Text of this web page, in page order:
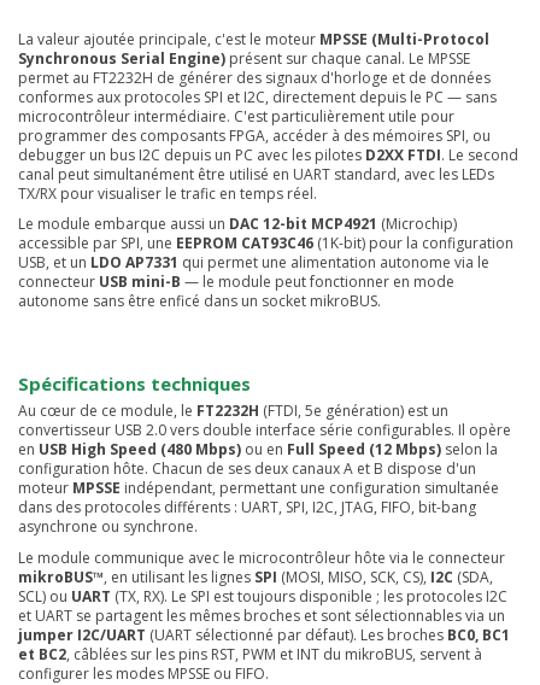
La valeur ajoutée principale, c'est le moteur MPSSE (Multi-Protocol
Synchronous Serial Engine) présent sur chaque canal. Le MPSSE
permet au FT2232H de générer des signaux d'horloge et de données
conformes aux protocoles SPI et I2C, directement depuis le PC — sans
microcontrôleur intermédiaire. C'est particulièrement utile pour
programmer des composants FPGA, accéder à des mémoires SPI, ou
debugger un bus I2C depuis un PC avec les pilotes D2XX FTDI. Le second
canal peut simultanément être utilisé en UART standard, avec les LEDs
TX/RX pour visualiser le trafic en temps réel.
Le module embarque aussi un DAC 12-bit MCP4921 (Microchip)
accessible par SPI, une EEPROM CAT93C46 (1K-bit) pour la configuration
USB, et un LDO AP7331 qui permet une alimentation autonome via le
connecteur USB mini-B — le module peut fonctionner en mode
autonome sans être enficé dans un socket mikroBUS.
Spécifications techniques
Au cœur de ce module, le FT2232H (FTDI, 5e génération) est un
convertisseur USB 2.0 vers double interface série configurables. Il opère
en USB High Speed (480 Mbps) ou en Full Speed (12 Mbps) selon la
configuration hôte. Chacun de ses deux canaux A et B dispose d'un
moteur MPSSE indépendant, permettant une configuration simultanée
dans des protocoles différents : UART, SPI, I2C, JTAG, FIFO, bit-bang
asynchrone ou synchrone.
Le module communique avec le microcontrôleur hôte via le connecteur
mikroBUS™, en utilisant les lignes SPI (MOSI, MISO, SCK, CS), I2C (SDA,
SCL) ou UART (TX, RX). Le SPI est toujours disponible ; les protocoles I2C
et UART se partagent les mêmes broches et sont sélectionnables via un
jumper I2C/UART (UART sélectionné par défaut). Les broches BC0, BC1
et BC2, câblées sur les pins RST, PWM et INT du mikroBUS, servent à
configurer les modes MPSSE ou FIFO.